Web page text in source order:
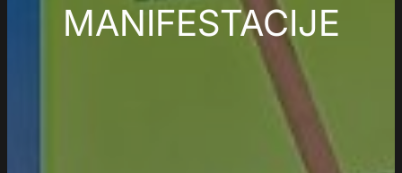
MANIFESTACIJE